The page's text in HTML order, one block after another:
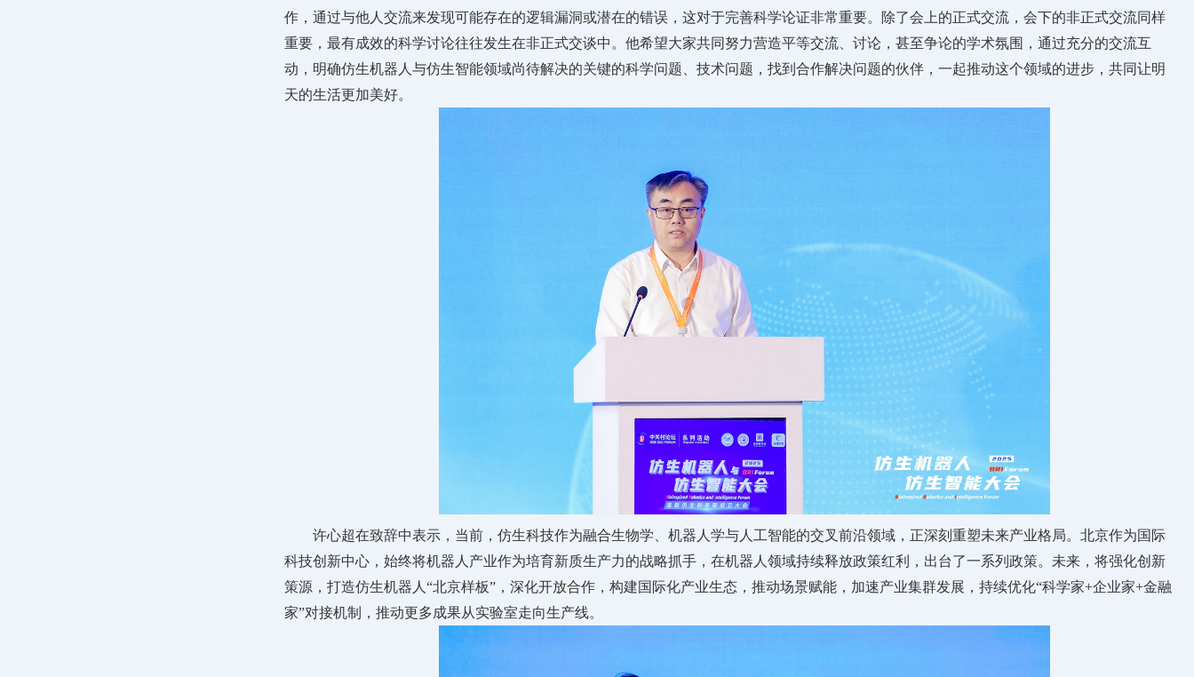
作，通过与他人交流来发现可能存在的逻辑漏洞或潜在的错误，这对于完善科学论证非常重要。除了会上的正式交流，会下的非正式交流同样
重要，最有成效的科学讨论往往发生在非正式交谈中。他希望大家共同努力营造平等交流、讨论，甚至争论的学术氛围，通过充分的交流互
动，明确仿生机器人与仿生智能领域尚待解决的关键的科学问题、技术问题，找到合作解决问题的伙伴，一起推动这个领域的进步，共同让明
天的生活更加美好。
许心超在致辞中表示，当前，仿生科技作为融合生物学、机器人学与人工智能的交叉前沿领域，正深刻重塑未来产业格局。北京作为国际
科技创新中心，始终将机器人产业作为培育新质生产力的战略抓手，在机器人领域持续释放政策红利，出台了一系列政策。未来，将强化创新
策源，打造仿生机器人“北京样板”，深化开放合作，构建国际化产业生态，推动场景赋能，加速产业集群发展，持续优化“科学家+企业家+金融
家”对接机制，推动更多成果从实验室走向生产线。